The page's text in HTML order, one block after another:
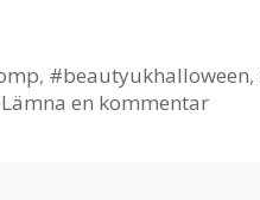
, #beautyukhalloween,
Lämna en kommentar